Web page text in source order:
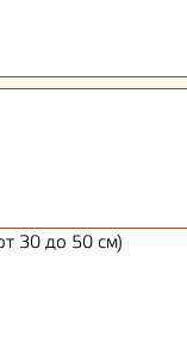
30 до 50 см)